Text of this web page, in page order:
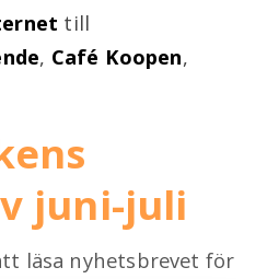
till
, Café Koopen,
juni-juli
läsa nyhetsbrevet för